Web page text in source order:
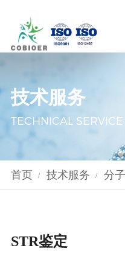
技术服务
TECHNICAL SERVICE
首页 / 技术服务 / 分
STR鉴定